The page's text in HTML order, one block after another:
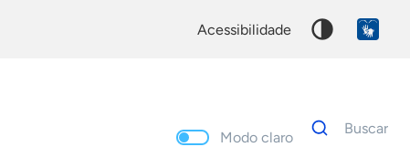
acessibilidade
Modo claro
Dados
para
Buscar